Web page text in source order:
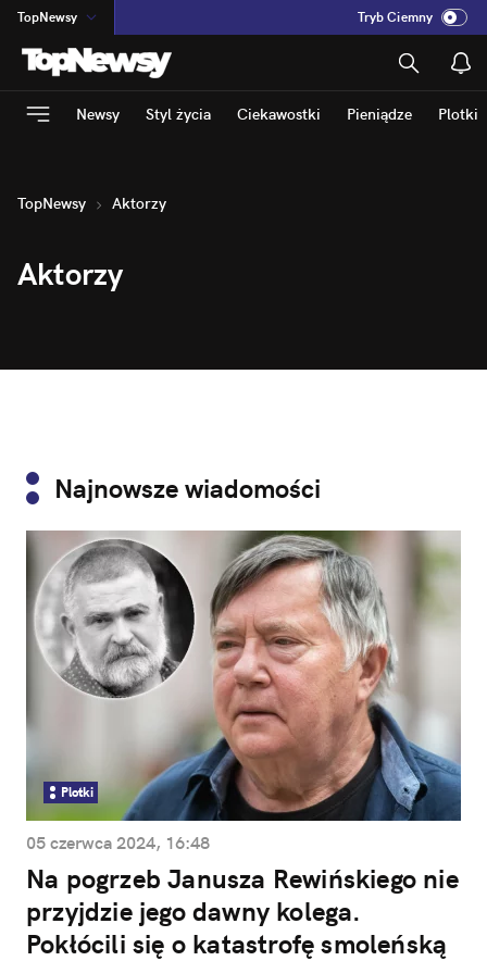
TopNewsy
na:Temat
INN:Poland
ASZ:dziennik
dad HERO
Tryb Ciemny
Newsy Styl życia Ciekawostki Pieniądze Plotki
TopNewsy Aktorzy
Aktorzy
Najnowsze wiadomości
Plotki
05 czerwca 2024, 16:48
Na pogrzeb Janusza Rewińskiego nie
przyjdzie jego dawny kolega.
Pokłócili się o katastrofę smoleńską